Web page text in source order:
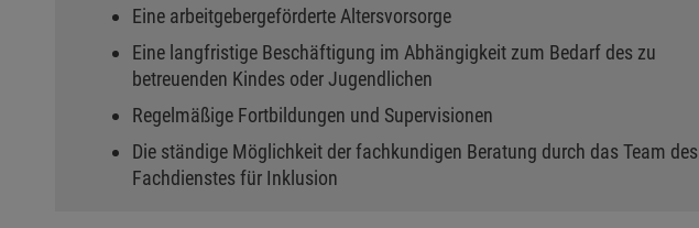
Eine arbeitgebergeförderte Altersvorsorge
Eine langfristige Beschäftigung im Abhängigkeit zum Bedarf des zu
betreuenden Kindes oder Jugendlichen
Regelmäßige Fortbildungen und Supervisionen
Die ständige Möglichkeit der fachkundigen Beratung durch das Team des
Fachdienstes für Inklusion